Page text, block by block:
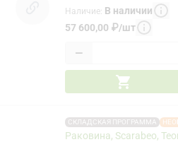
Наличие: В наличии
57 600,00 ₽/шт
−
СКЛАДСКАЯ ПРОГРАММА
Раковина, Scarabeo,